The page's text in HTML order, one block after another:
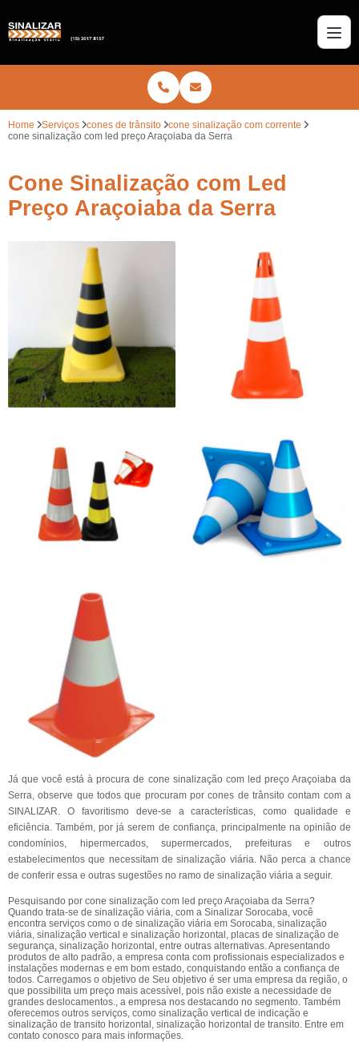
Home Serviços cones de trânsito
cone sinalização com corrente
cone sinalização com led preço Araçoiaba da Serra
Cone Sinalização com Led
Preço Araçoiaba da Serra
Já que você está à procura de cone sinalização com led preço Araçoiaba da
Serra, observe que todos que procuram por cones de trânsito contam com a
SINALIZAR. O favoritismo deve-se a características, como qualidade e
eficiência. Também, por já serem de confiança, principalmente na opinião de
condomínios, hipermercados, supermercados, prefeituras e outros
estabelecimentos que necessitam de sinalização viária. Não perca a chance
de conferir essa e outras sugestões no ramo de sinalização viária a seguir.
Pesquisando por cone sinalização com led preço Araçoiaba da Serra?
Quando trata-se de sinalização viária, com a Sinalizar Sorocaba, você
encontra serviços como o de sinalização viária em Sorocaba, sinalização
viária, sinalização vertical e sinalização horizontal, placas de sinalização de
segurança, sinalização horizontal, entre outras alternativas. Apresentando
produtos de alto padrão, a empresa conta com profissionais especializados e
instalações modernas e em bom estado, conquistando então a confiança de
todos. Carregamos o objetivo de Seu objetivo é ser uma empresa da região, o
que possibilita um preço mais acessível, pois não existe a necessidade de
grandes deslocamentos., a empresa nos destacando no segmento. Também
oferecemos outros serviços, como sinalização vertical de indicação e
sinalização de transito horizontal, sinalização horizontal de transito. Entre em
contato conosco para mais informações.